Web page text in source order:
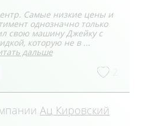
Самые низкие цены и
однозначно только
свою машину Джейку с
которую не в ...
дальше
Ац Кировский